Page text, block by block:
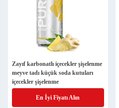
Zayıf karbonatlı içecekler şişelenme
meyve tadı küçük soda kutuları
içecekler şişelenme
En İyi Fiyatı Alın